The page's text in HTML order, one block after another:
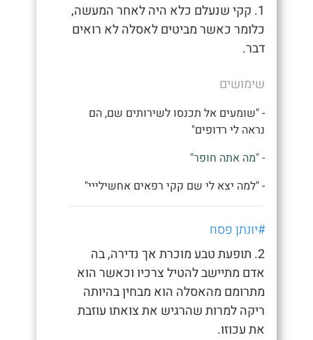
1. קקי שנעלם כלא היה לאחר המעשה,
כלומר כאשר מביטים לאסלה לא רואים
דבר.
שימושים
- "שומעים אל תכנסו לשירותים שם, הם
נראה לי רדופים"
- "מה אתה חופר"
- "למה יצא לי שם קקי רפאים אחשילייי"
#יונתן פסח
2. תופעת טבע מוכרת אך נדירה, בה
אדם מתיישב להטיל צרכיו וכאשר הוא
מתרומם מהאסלה הוא מבחין בהיותה
ריקה למרות שהרגיש את צואתו עוזבת
את עכוזו.